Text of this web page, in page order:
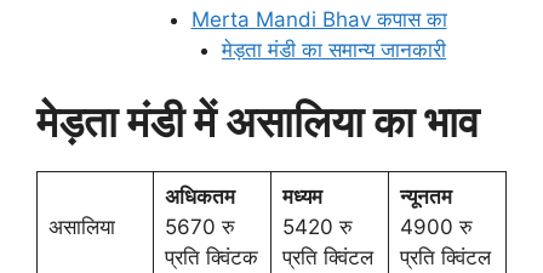
Merta Mandi Bhav कपास का
मेड़ता मंडी का समान्य जानकारी
मेड़ता मंडी में असालिया का भाव
असालिया
अधिकतम
5670 रु
प्रति क्विंटक
मध्यम
5420 रु
प्रति क्विंटल
न्यूनतम
4900 रु
प्रति क्विंटल